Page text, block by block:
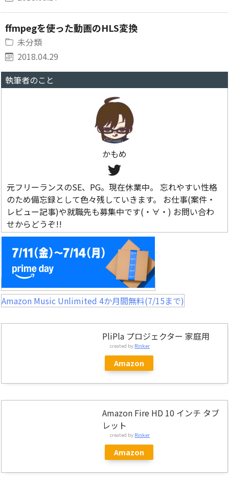
ffmpegを使った動画のHLS変換
未分類
2018.04.29
執筆者のこと
かもめ
元フリーランスのSE、PG。現在休業中。 忘れやすい性格
のため備忘録として色々残していきます。 お仕事(案件・
レビュー記事)や就職先も募集中です(・∀・) お問い合わ
せからどうぞ!!
Amazon Music Unlimited 4か月間無料(7/15まで)
PliPla プロジェクター 家庭用
created by Rinker
Amazon
Amazon Fire HD 10 インチ タブ
レット
created by Rinker
Amazon